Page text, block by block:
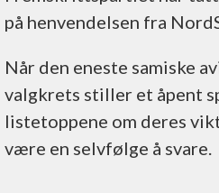
på henvendelsen fra
Når den eneste samiske
valgkrets stiller et åpent
listetoppene om deres
være en selvfølge å svare.